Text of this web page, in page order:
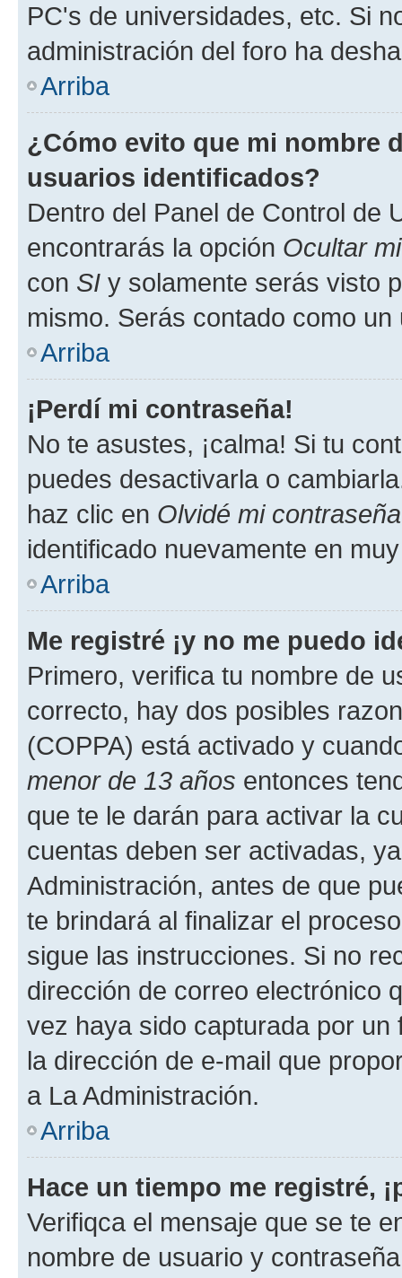
PC's de universidades, etc. Si
administración del foro ha
Arriba
¿Cómo evito que mi nombre
usuarios identificados?
Dentro del Panel de Control de
encontrarás la opción Ocultar
con SI y solamente serás visto
mismo. Serás contado como un
Arriba
¡Perdí mi contraseña!
No te asustes, ¡calma! Si tu
puedes desactivarla o
haz clic en Olvidé mi contraseña
identificado nuevamente en
Arriba
Me registré ¡y no me puedo
Primero, verifica tu nombre de
correcto, hay dos posibles
(COPPA) está activado y
menor de 13 años entonces
que te le darán para activar la
cuentas deben ser activadas,
Administración, antes de que
te brindará al finalizar el
sigue las instrucciones. Si no
dirección de correo electrónico
vez haya sido capturada por
la dirección de e-mail que
a La Administración.
Arriba
Hace un tiempo me registré,
Verifiqca el mensaje que se te
nombre de usuario y